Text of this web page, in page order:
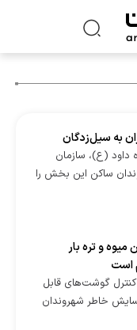
به سیل‌زدگان
داود (ع)، سازمان
ساکن این بخش را
و تره بار
است
کنترل گوشت‌های قابل
خاطر شهروندان